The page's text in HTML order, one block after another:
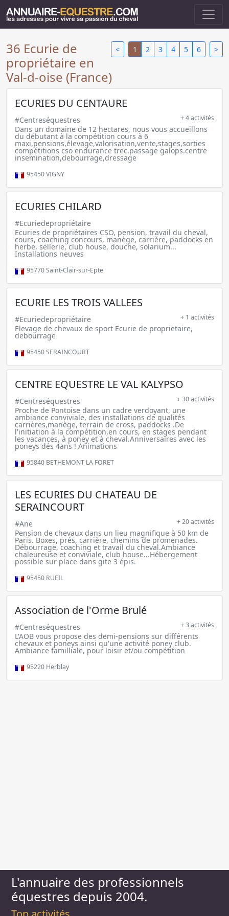
< 1 2 3 4 5 6 >
36 Ecurie de
propriétaire en
Val-d-oise (France)
ECURIES DU CENTAURE
#Centreséquestres + 4 activités
Dans un domaine de 12 hectares, nous vous accueillons
du débutant à la compétition cours à 6
maxi,pensions,élevage,valorisation,vente,stages,sorties
compétitions cso endurance trec.passage galops.centre
insemination,debourrage,dressage
95450VIGNY
ECURIES CHILARD
#Ecuriedepropriétaire
Ecuries de propriétaires CSO, pension, travail du cheval,
cours, coaching concours, manège, carrière, paddocks en
herbe, sellerie, club house, douche, solarium...
Installations neuves
95770Saint-Clair-sur-Epte
ECURIE LES TROIS VALLEES
#Ecuriedepropriétaire + 1 activités
Elevage de chevaux de sport Ecurie de proprietaire,
debourrage
95450SERAINCOURT
CENTRE EQUESTRE LE VAL KALYPSO
#Centreséquestres + 30 activités
Proche de Pontoise dans un cadre verdoyant, une
ambiance conviviale, des installations de qualités
carrières,manège, terrain de cross, paddocks .De
l'initiation à la compétition,en cours, en stages pendant
les vacances, à poney et à cheval.Anniversaires avec les
poneys dés 4ans ! Animations
95840 BETHEMONT LA FORET
LES ECURIES DU CHATEAU DE
SERAINCOURT
#Ane + 20 activités
Pension de chevaux dans un lieu magnifique à 50 km de
Paris. Boxes, prés, carrière, chemins de promenades.
Débourrage, coaching et travail du cheval.Ambiance
chaleureuse et conviviale, club house...Hébergement
possible sur place dans gite 3 épis.
95450 RUEIL
Association de l'Orme Brulé
#Centreséquestres + 3 activités
L'AOB vous propose des demi-pensions sur différents
chevaux et poneys ainsi qu'une activité poney club.
Ambiance familliale, pour loisir et/ou compétition
95220 Herblay
L'annuaire des professionnels
équestres depuis 2004.